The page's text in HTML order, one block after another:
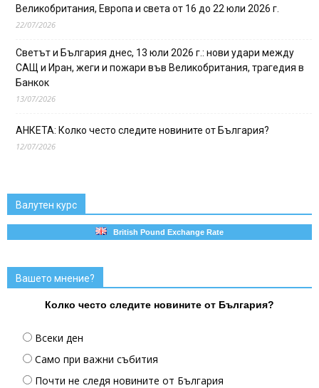
Великобритания, Европа и света от 16 до 22 юли 2026 г.
22/07/2026
Светът и България днес, 13 юли 2026 г.: нови удари между
САЩ и Иран, жеги и пожари във Великобритания, трагедия в
Банкок
13/07/2026
АНКЕТА: Колко често следите новините от България?
12/07/2026
Валутен курс
British Pound Exchange Rate
Вашето мнение?
Колко често следите новините от България?
Всеки ден
Само при важни събития
Почти не следя новините от България